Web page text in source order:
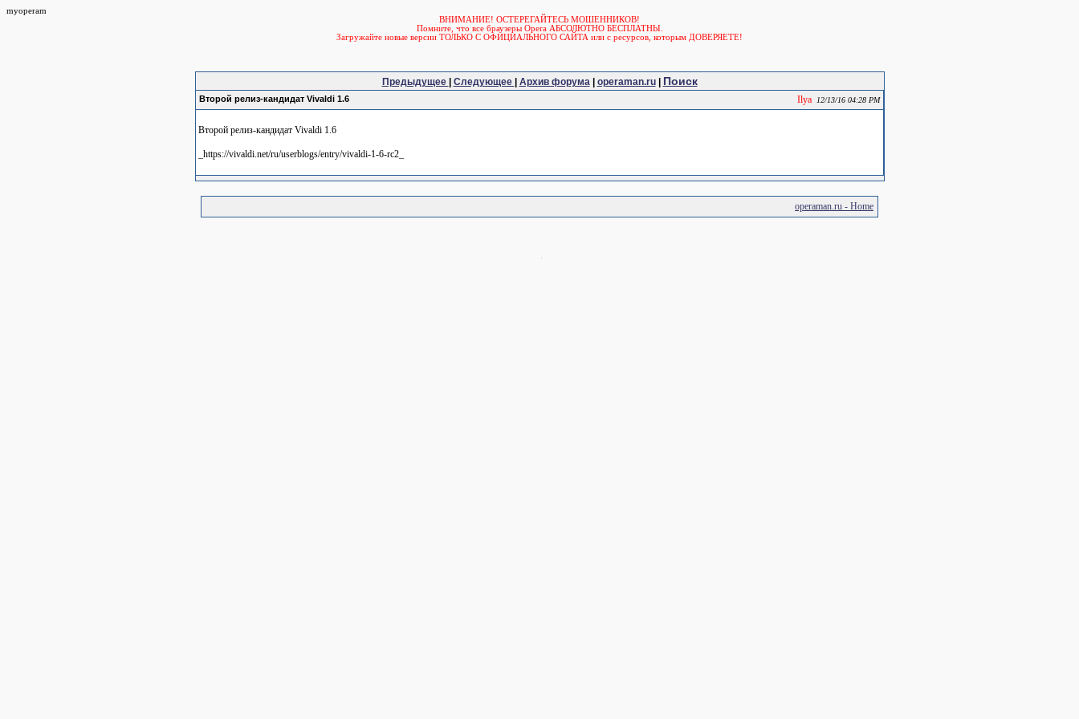
myoperam
ВНИМАНИЕ! ОСТЕРЕГАЙТЕСЬ МОШЕННИКОВ!
Помните, что все браузеры Opera АБСОЛЮТНО БЕСПЛАТНЫ.
Загружайте новые версии ТОЛЬКО С ОФИЦИАЛЬНОГО САЙТА или с ресурсов, которым ДОВЕРЯЕТЕ!
Предыдущее Следующее Архив форума| operaman.ru| Поиск
Второй релиз-кандидат Vivaldi 1.6 Ilya 12/13/16 04:28 PM
Второй релиз-кандидат Vivaldi 1.6
_https://vivaldi.net/ru/userblogs/entry/vivaldi-1-6-rc2_
operaman.ru - Home